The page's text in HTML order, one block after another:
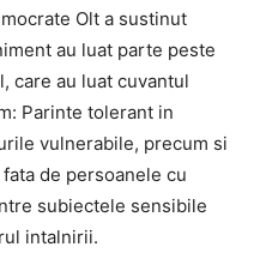
Olt a sustinut
au luat parte peste
care au luat cuvantul
Parinte tolerant in
vulnerabile, precum si
de persoanele cu
subiectele sensibile
intalnirii.